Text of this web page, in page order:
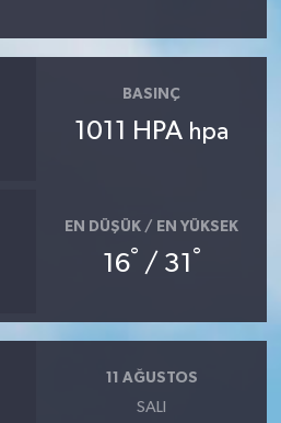
BASINÇ
1011 HPA hpa
EN DÜŞÜK / EN YÜKSEK
16° / 31 °
11 AĞUSTOS
SALI